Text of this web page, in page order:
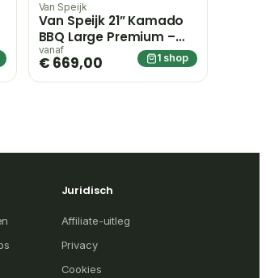
Van Speijk
Van Speijk 21” Kamado
BBQ Large Premium –
Antraciet
vanaf
€ 669,00 1 shop
Juridisch
Affiliate-uitleg
Privacy
Cookies